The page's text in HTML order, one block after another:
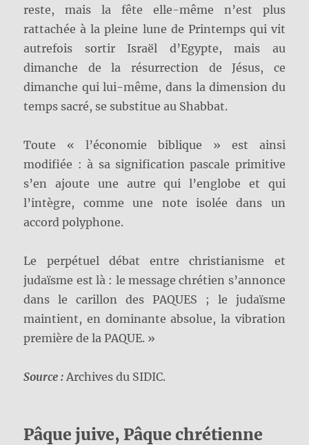
reste, mais la fête elle-même n’est plus
rattachée à la pleine lune de Printemps qui vit
autrefois sortir Israël d’Egypte, mais au
dimanche de la résurrection de Jésus, ce
dimanche qui lui-même, dans la dimension du
temps sacré, se substitue au Shabbat.
Toute « l’économie biblique » est ainsi
modifiée : à sa signification pascale primitive
s’en ajoute une autre qui l’englobe et qui
l’intègre, comme une note isolée dans un
accord polyphone.
Le perpétuel débat entre christianisme et
judaïsme est là : le message chrétien s’annonce
dans le carillon des PAQUES ; le judaïsme
maintient, en dominante absolue, la vibration
première de la PAQUE. »
Source : Archives du SIDIC.
Pâque juive, Pâque chrétienne